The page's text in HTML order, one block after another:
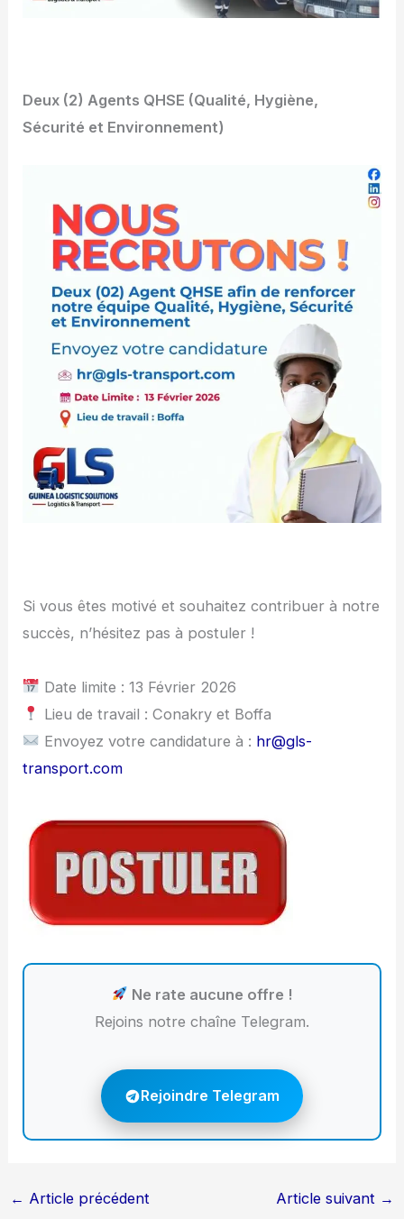
Deux (2) Agents QHSE (Qualité, Hygiène,
Sécurité et Environnement)
Si vous êtes motivé et souhaitez contribuer à notre
succès, n’hésitez pas à postuler !
Date limite : 13 Février 2026
Lieu de travail : Conakry et Boffa
Envoyez votre candidature à : hr@gls-
transport.com
Ne rate aucune offre !
Rejoins notre chaîne Telegram.
Rejoindre Telegram
← Article précédent Article suivant →